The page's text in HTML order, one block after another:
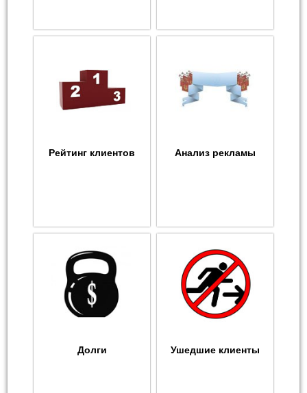
Рейтинг клиентов Анализ рекламы
Долги Ушедшие клиенты